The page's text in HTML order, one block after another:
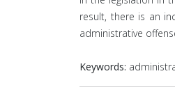
result, there is an
administrative
Kеуwоrds: